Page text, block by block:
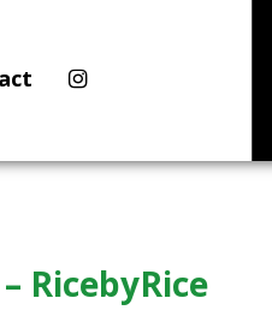
– RicebyRice